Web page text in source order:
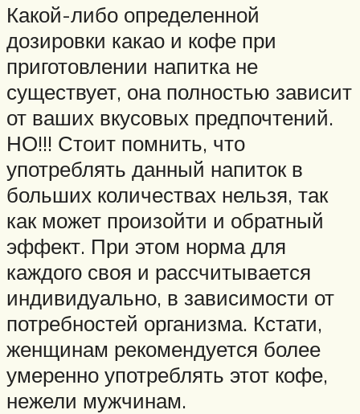
Какой-либо определенной
дозировки какао и кофе при
приготовлении напитка не
существует, она полностью зависит
от ваших вкусовых предпочтений.
НО!!! Стоит помнить, что
употреблять данный напиток в
больших количествах нельзя, так
как может произойти и обратный
эффект. При этом норма для
каждого своя и рассчитывается
индивидуально, в зависимости от
потребностей организма. Кстати,
женщинам рекомендуется более
умеренно употреблять этот кофе,
нежели мужчинам.